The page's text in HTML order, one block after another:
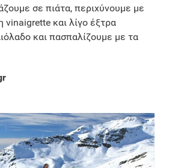
σε πιάτα, περιχύνουμε με
vinaigrette και λίγο έξτρα
και πασπαλίζουμε με τα